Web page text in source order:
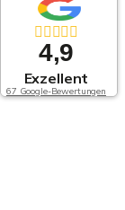
4,9
Exzellent
67 Google-Bewertungen